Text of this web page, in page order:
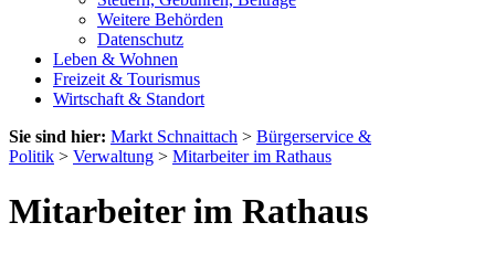
Weitere Behörden
Datenschutz
Leben & Wohnen
Freizeit & Tourismus
Wirtschaft & Standort
Sie sind hier: Markt Schnaittach > Bürgerservice &
Politik > Verwaltung > Mitarbeiter im Rathaus
Mitarbeiter im Rathaus